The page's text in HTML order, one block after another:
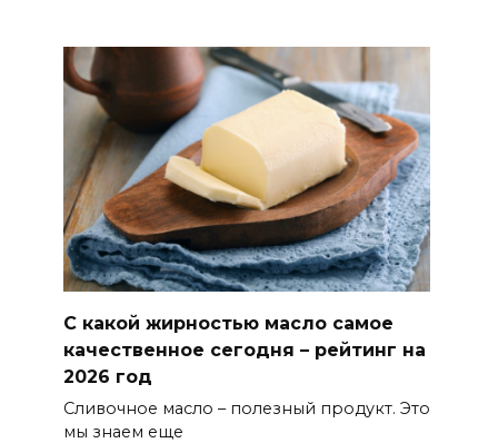
С какой жирностью масло самое
качественное сегодня – рейтинг на
2026 год
Сливочное масло – полезный продукт. Это
мы знаем еще